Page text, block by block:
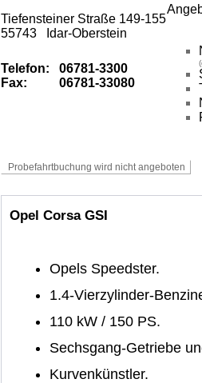
Tiefensteiner Straße 149-155
55743 Idar-Oberstein
Telefon: 06781-3300
Fax:
06781-33080
Opel Corsa GSI
Opels Speedster.
1.4-Vierzylinder-
110 kW / 150 PS.
Sechsgang-Getriebe
Kurvenkünstler.